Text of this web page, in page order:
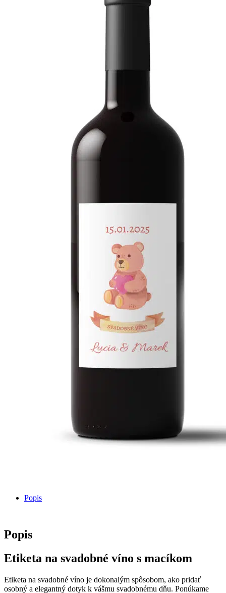
Popis
Popis
Etiketa na svadobné víno s macíkom
Etiketa na svadobné víno je dokonalým spôsobom, ako pridať
osobný a elegantný dotyk k vášmu svadobnému dňu. Ponúkame